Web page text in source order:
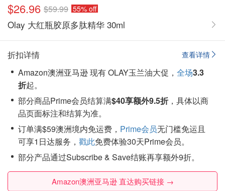
$26.96 $59.99 55% off
Olay 大红瓶胶原多肽精华 30ml
查看详情
折扣详情
Amazon澳洲亚马逊 现有 OLAY玉兰油大促， 全场3.3
折起。
部分商品Prime会员结算满$40享额外9.5折 ，具体以商
品页面标注和结算为准。
订单满$59澳洲境内免运费， Prime会员无门槛免运且
可享1日达服务， 戳此免费体验30天Prime会员。
部分产品通过Subscribe & Save结账再享额外9折。
Amazon澳洲亚马逊 直达购买链接 →